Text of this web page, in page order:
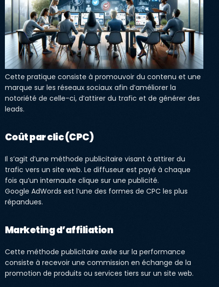
Cette pratique consiste à promouvoir du contenu et une
marque sur les réseaux sociaux afin d’améliorer la
notoriété de celle-ci, d’attirer du trafic et de générer des
leads.
Coût par clic (CPC)
Il s’agit d’une méthode publicitaire visant à attirer du
trafic vers un site web. Le diffuseur est payé à chaque
fois qu’un internaute clique sur une publicité.
Google AdWords est l’une des formes de CPC les plus
répandues.
Marketing d’affiliation
Cette méthode publicitaire axée sur la performance
consiste à recevoir une commission en échange de la
promotion de produits ou services tiers sur un site web.